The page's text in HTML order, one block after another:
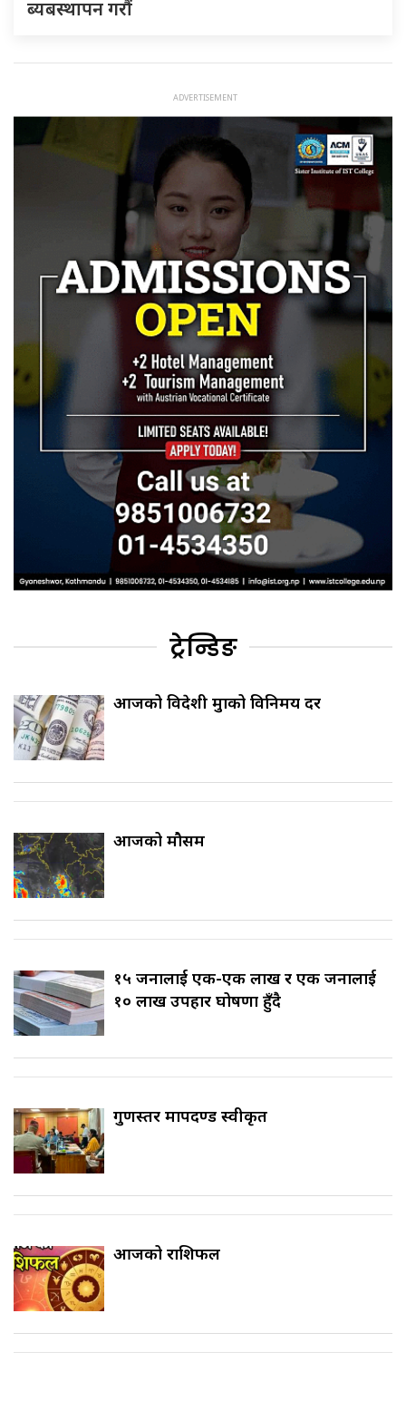
ब्यबस्थापन गराैं
ट्रेन्डिङ
आजको विदेशी मुद्राको विनिमय दर
आजको मौसम
१५ जनालाई एक-एक लाख र एक जनालाई
१० लाख उपहार घोषणा हुँदै
गुणस्तर मापदण्ड स्वीकृत
आजको राशिफल